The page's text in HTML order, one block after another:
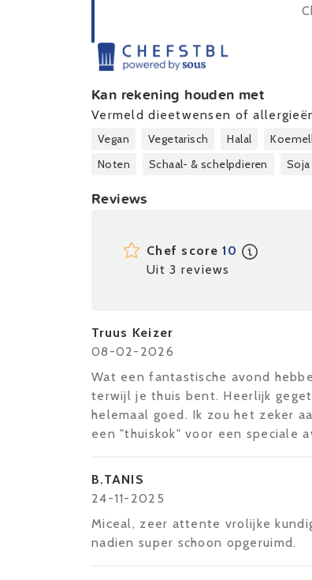
Kan rekening houden met
Vermeld dieetwensen of
Vegan Vegetarisch Halal
Noten
Schaal- & schelpdieren Soja
Reviews
Chef score10
Uit 3 reviews
Truus Keizer
08-02-2026
Wat een fantastische avond
terwijl je thuis bent. Heerlijk
helemaal goed. Ik zou het zeker
een "thuiskok" voor een speciale
B.TANIS
24-11-2025
Miceal, zeer attente vrolijke
nadien super schoon opgeruimd.